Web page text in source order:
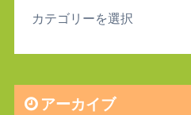
アーカイブ